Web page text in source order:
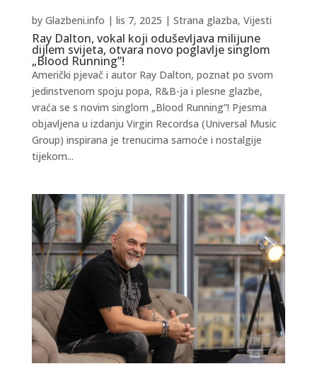
Ray Dalton, vokal koji oduševljava milijune
dijlem svijeta, otvara novo poglavlje singlom
„Blood Running”!
by Glazbeni.info | lis 7, 2025 | Strana glazba, Vijesti
Američki pjevač i autor Ray Dalton, poznat po svom
jedinstvenom spoju popa, R&B-ja i plesne glazbe,
vraća se s novim singlom „Blood Running”! Pjesma
objavljena u izdanju Virgin Recordsa (Universal Music
Group) inspirana je trenucima samoće i nostalgije
tijekom...